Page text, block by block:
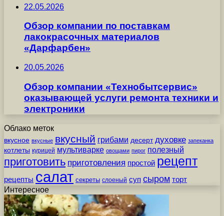
22.05.2026
Обзор компании по поставкам
лакокрасочных материалов
«Дарфарбен»
20.05.2026
Обзор компании «Технобытсервис»
оказывающей услуги ремонта техники и
электроники
Облако меток
вкусное вкусные вкусный грибами десерт духовке запеканка
котлеты курицей мультиварке овощами пирог полезный
приготовить приготовления простой рецепт
рецепты салат секреты слоеный суп сыром торт
Интересное